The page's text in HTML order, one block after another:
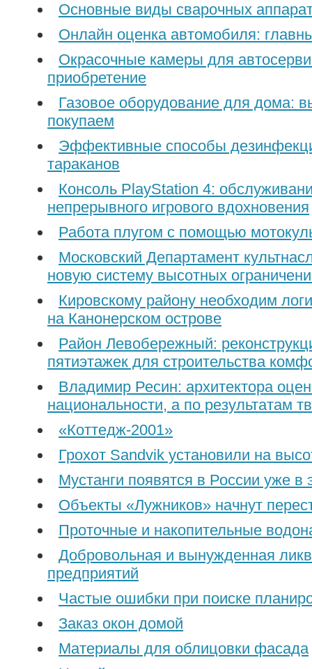
Основные виды сварочных
Онлайн оценка автомобиля:
Окрасочные камеры для
приобретение
Газовое оборудование для дома:
покупаем
Эффективные способы
тараканов
Консоль PlayStation 4:
непрерывного игрового вдохновения
Работа плугом с помощью
Московский Департамент
новую систему выcотных
Кировскому району необходим
на Канонерском острове
Район Левобережный:
пятиэтажек для строительства
Владимир Ресин: архитектора
национальности, а по результатам
«Коттедж-2001»
Грохот Sandvik установили на
Мустанги появятся в России уже в
Объекты «Лужников» начнут
Проточные и накопительные
Добровольная и вынужденная
предприятий
Частые ошибки при поиске
Заказ окон домой
Материалы для облицовки фасада